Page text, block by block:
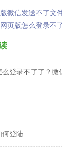
微信发送不了文
页版怎么登录不
决方法有哪些？
登录不了了？
登陆